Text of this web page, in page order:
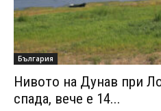
България
Нивото на Дунав при
спада, вече е 14...